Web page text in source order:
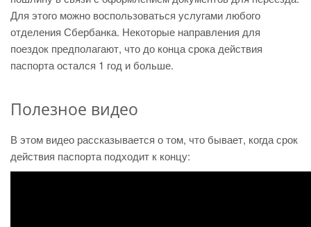
Для этого можно воспользоваться услугами любого
отделения Сбербанка. Некоторые направления для
поездок предполагают, что до конца срока действия
паспорта остался 1 год и больше.
Полезное видео
В этом видео рассказывается о том, что бывает, когда срок
действия паспорта подходит к концу: